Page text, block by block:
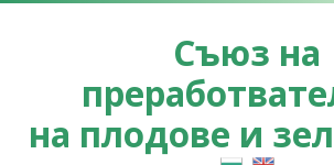
Съюз на
на плодове и